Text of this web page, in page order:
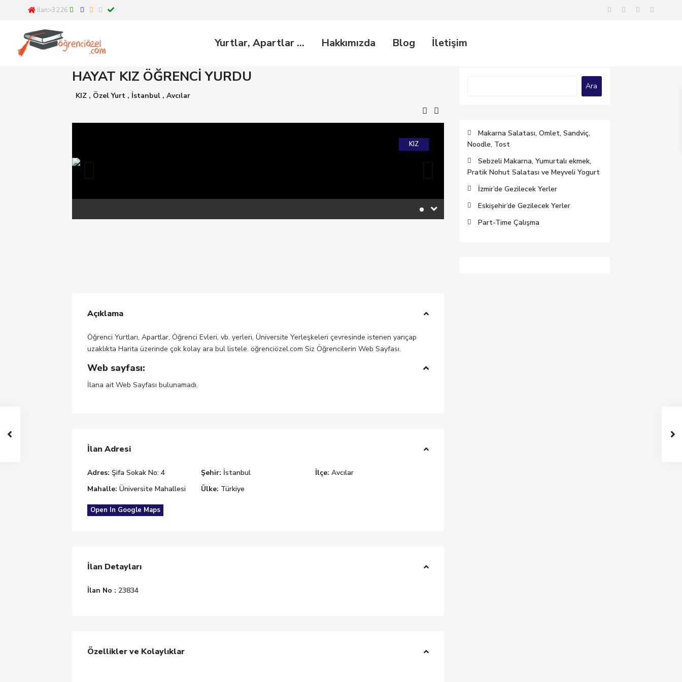
İlan>3226
Yurtlar, Apartlar … Hakkımızda Blog İletişim
HAYAT KIZ ÖĞRENCİ YURDU
KIZ , Özel Yurt , İstanbul , Avcılar
KIZ
Açıklama
Öğrenci Yurtları, Apartlar, Öğrenci Evleri, vb. yerleri, Üniversite Yerleşkeleri çevresinde istenen yarıçap
uzaklıkta Harita üzerinde çok kolay ara bul listele. öğrenciözel.com Siz Öğrencilerin Web Sayfası.
Web sayfası:
İlana ait Web Sayfası bulunamadı.
İlan Adresi
Adres: Şifa Sokak No: 4 Şehir: İstanbul İlçe: Avcılar
Mahalle: Üniversite Mahallesi Ülke: Türkiye
Open In Google Maps
İlan Detayları
İlan No : 23834
Özellikler ve Kolaylıklar
Ara
Makarna Salatası, Omlet, Sandviç,
Noodle, Tost
Sebzeli Makarna, Yumurtalı ekmek,
Pratik Nohut Salatası ve Meyveli Yogurt
İzmir’de Gezilecek Yerler
Eskişehir’de Gezilecek Yerler
Part-Time Çalışma